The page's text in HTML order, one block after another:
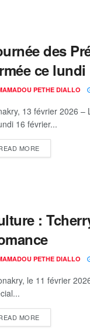
des
ce lundi
PETHE DIALLO
13 février 2026 –
16 février...
MORE
:
PETHE DIALLO
le 11 février
MORE